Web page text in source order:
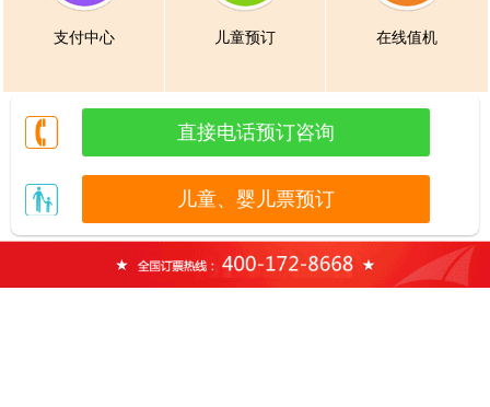
支付中心 儿童预订 在线值机
直接电话预订咨询
儿童、婴儿票预订